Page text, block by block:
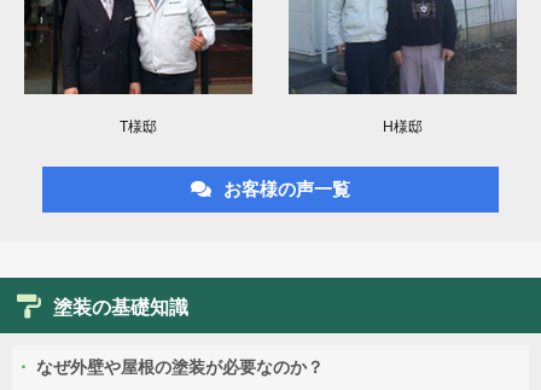
T様邸 H様邸
お客様の声一覧
塗装の基礎知識
なぜ外壁や屋根の塗装が必要なのか？